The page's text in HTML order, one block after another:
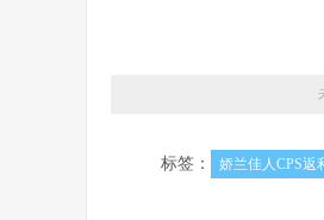
标签： 娇兰佳人CPS返